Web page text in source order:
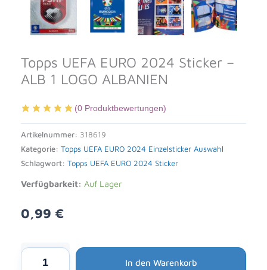
Topps UEFA EURO 2024 Sticker –
ALB 1 LOGO ALBANIEN
(0 Produktbewertungen)
Artikelnummer: 318619
Kategorie: Topps UEFA EURO 2024 Einzelsticker Auswahl
Schlagwort: Topps UEFA EURO 2024 Sticker
Verfügbarkeit: Auf Lager
0,99 €
Topps
In den Warenkorb
Alternative: